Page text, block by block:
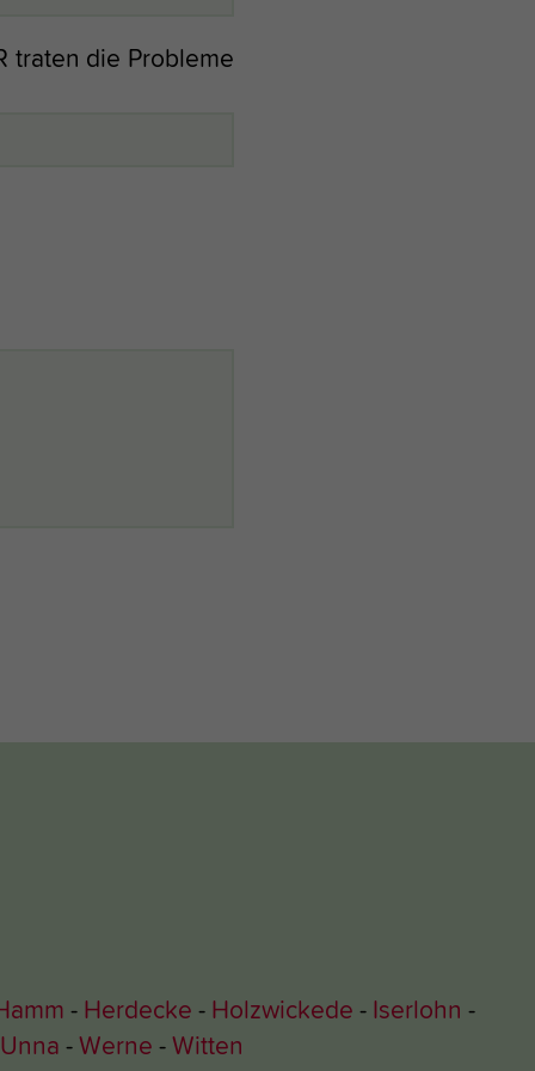
traten die Probleme
Herdecke Holzwickede
Iserlohn
Unna Werne Witten